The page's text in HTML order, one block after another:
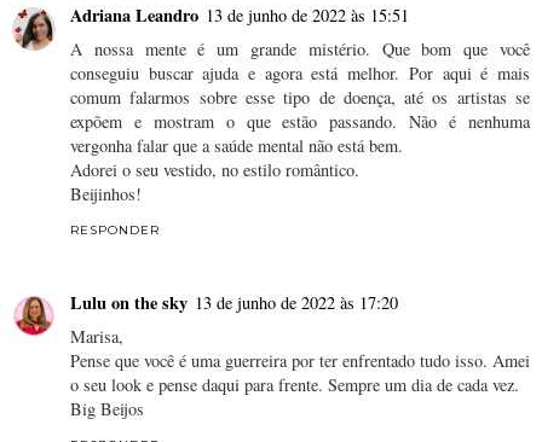
Adriana Leandro 13 de junho de 2022 às 15:51
A nossa mente é um grande mistério. Que bom que você
conseguiu buscar ajuda e agora está melhor. Por aqui é mais
comum falarmos sobre esse tipo de doença, até os artistas se
expõem e mostram o que estão passando. Não é nenhuma
vergonha falar que a saúde mental não está bem.
Adorei o seu vestido, no estilo romântico.
Beijinhos!
RESPONDER
Lulu on the sky 13 de junho de 2022 às 17:20
Marisa,
Pense que você é uma guerreira por ter enfrentado tudo isso. Amei
o seu look e pense daqui para frente. Sempre um dia de cada vez.
Big Beijos